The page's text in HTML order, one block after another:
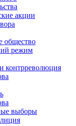
акции
общество
режим
контрреволюция
выборы